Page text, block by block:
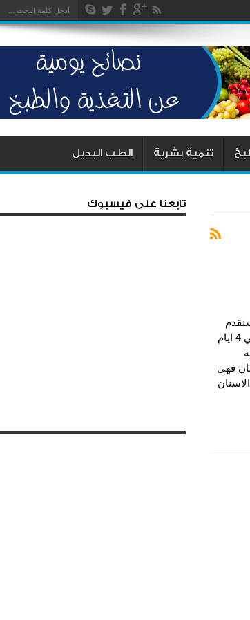
تنمية بشرية الطب البديل
لكم طريقه سهله لتصبح اسنانك بيضاء في 4 ايام
فهى
تابعنا على فيسبوك